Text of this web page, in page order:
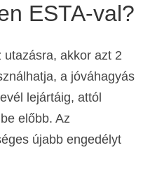
ESTA-val?
utazásra, akkor azt 2
a jóváhagyás
lejártáig, attól
előbb. Az
újabb engedélyt